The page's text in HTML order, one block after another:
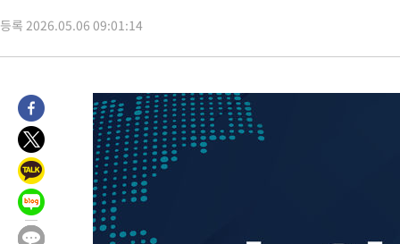
등록 2026.05.06 09:01:14